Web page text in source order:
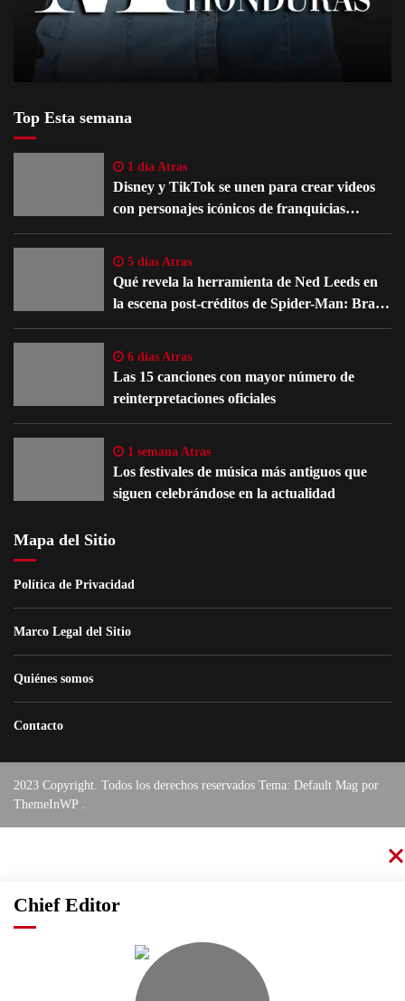
Top Esta semana
1 día Atras
Disney y TikTok se unen para crear videos
con personajes icónicos de franquicias
famosas
5 días Atras
Qué revela la herramienta de Ned Leeds en
la escena post-créditos de Spider-Man: Brand
New Day
6 días Atras
Las 15 canciones con mayor número de
reinterpretaciones oficiales
1 semana Atras
Los festivales de música más antiguos que
siguen celebrándose en la actualidad
Mapa del Sitio
Política de Privacidad
Marco Legal del Sitio
Quiénes somos
Contacto
2023 Copyright. Todos los derechos reservados Tema: Default Mag por
ThemeInWP
Chief Editor